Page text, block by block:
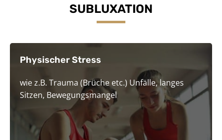
SUBLUXATION
Physischer Stress
wie z.B. Trauma (Brüche etc.) Unfälle, langes
Sitzen, Bewegungsmangel